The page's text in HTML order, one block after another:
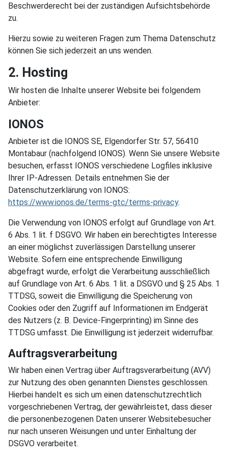
Beschwerderecht bei der zuständigen Aufsichtsbehörde
zu.
Hierzu sowie zu weiteren Fragen zum Thema Datenschutz
können Sie sich jederzeit an uns wenden.
2. Hosting
Wir hosten die Inhalte unserer Website bei folgendem
Anbieter:
IONOS
Anbieter ist die IONOS SE, Elgendorfer Str. 57, 56410
Montabaur (nachfolgend IONOS). Wenn Sie unsere Website
besuchen, erfasst IONOS verschiedene Logfiles inklusive
Ihrer IP-Adressen. Details entnehmen Sie der
Datenschutzerklärung von IONOS:
https://www.ionos.de/terms-gtc/terms-privacy.
Die Verwendung von IONOS erfolgt auf Grundlage von Art.
6 Abs. 1 lit. f DSGVO. Wir haben ein berechtigtes Interesse
an einer möglichst zuverlässigen Darstellung unserer
Website. Sofern eine entsprechende Einwilligung
abgefragt wurde, erfolgt die Verarbeitung ausschließlich
auf Grundlage von Art. 6 Abs. 1 lit. a DSGVO und § 25 Abs. 1
TTDSG, soweit die Einwilligung die Speicherung von
Cookies oder den Zugriff auf Informationen im Endgerät
des Nutzers (z. B. Device-Fingerprinting) im Sinne des
TTDSG umfasst. Die Einwilligung ist jederzeit widerrufbar.
Auftragsverarbeitung
Wir haben einen Vertrag über Auftragsverarbeitung (AVV)
zur Nutzung des oben genannten Dienstes geschlossen.
Hierbei handelt es sich um einen datenschutzrechtlich
vorgeschriebenen Vertrag, der gewährleistet, dass dieser
die personenbezogenen Daten unserer Websitebesucher
nur nach unseren Weisungen und unter Einhaltung der
DSGVO verarbeitet.